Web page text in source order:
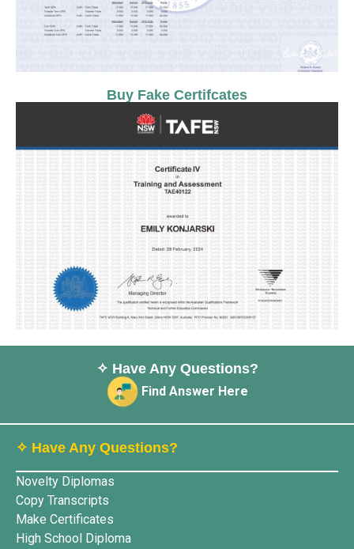
Buy Fake Certifcates
✧ Have Any Questions?
Find Answer Here
✧ Have Any Questions?
Novelty Diplomas
Copy Transcripts
Make Certificates
High School Diploma